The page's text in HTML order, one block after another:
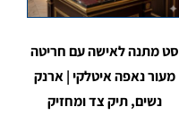
סט מתנה לאישה עם חריטה
מעור נאפה איטלקי | ארנק
נשים, תיק צד ומחזיק